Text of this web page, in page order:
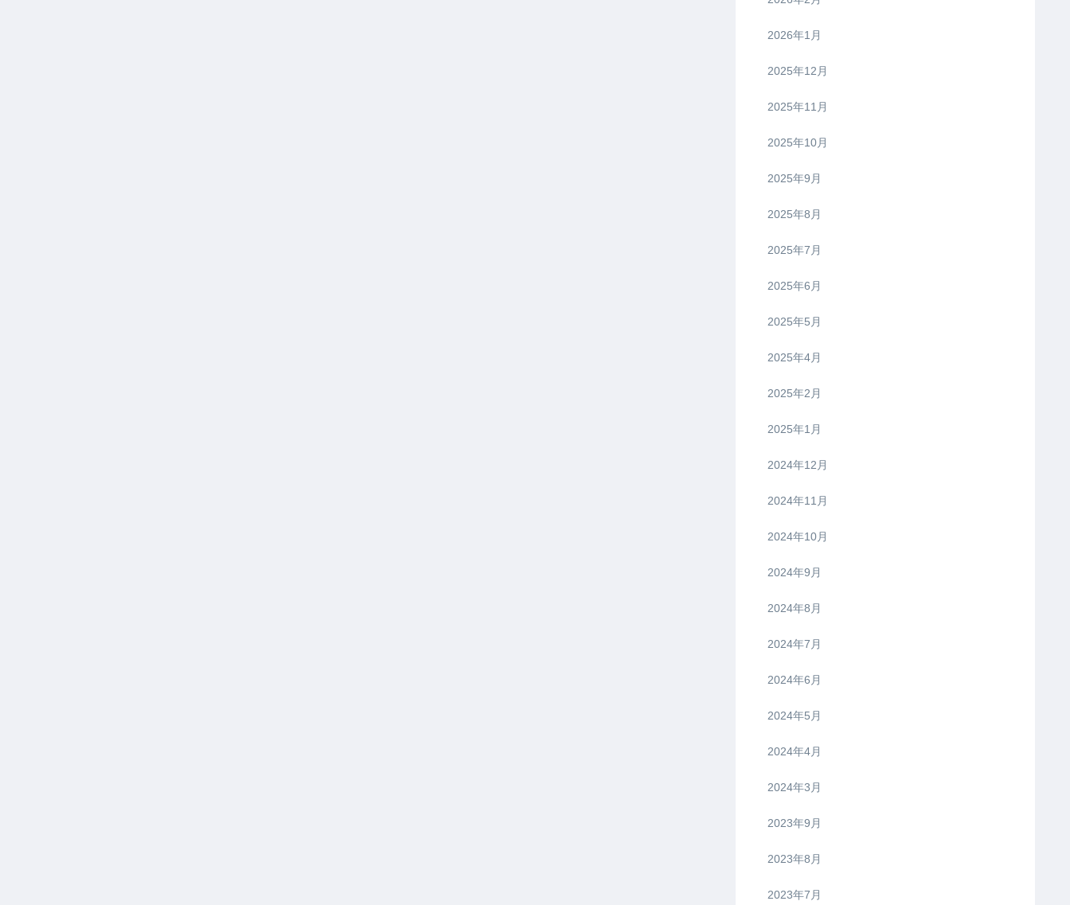
2026年1月
2025年12月
2025年11月
2025年10月
2025年9月
2025年8月
2025年7月
2025年6月
2025年5月
2025年4月
2025年2月
2025年1月
2024年12月
2024年11月
2024年10月
2024年9月
2024年8月
2024年7月
2024年6月
2024年5月
2024年4月
2024年3月
2023年9月
2023年8月
2023年7月